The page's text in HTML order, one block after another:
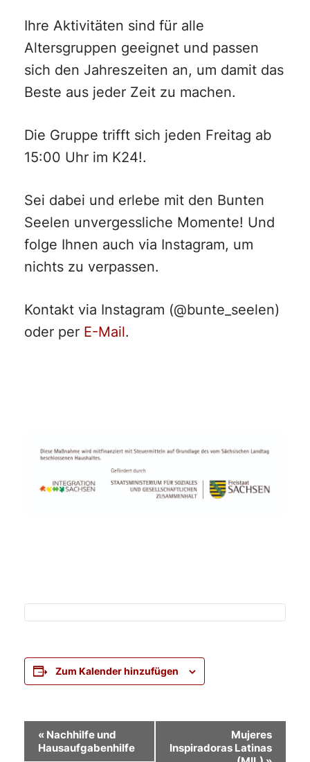
Ihre Aktivitäten sind für alle
Altersgruppen geeignet und passen
sich den Jahreszeiten an, um damit das
Beste aus jeder Zeit zu machen.
Die Gruppe trifft sich jeden Freitag ab
15:00 Uhr im K24!.
Sei dabei und erlebe mit den Bunten
Seelen unvergessliche Momente! Und
folge Ihnen auch via Instagram, um
nichts zu verpassen.
Kontakt via Instagram (@bunte_seelen)
oder per E-Mail.
Zum Kalender hinzufügen
Veranstaltung-
Navigation
« Nachhilfe und
Hausaufgabenhilfe
Mujeres
Inspiradoras Latinas